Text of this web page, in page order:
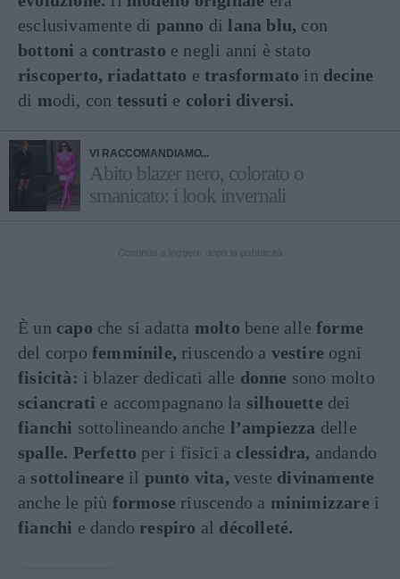
esclusivamente di panno di lana blu, con
bottoni a contrasto e negli anni è stato
riscoperto, riadattato etrasformato in decine
di modi, con tessuti e colori diversi.
VI RACCOMANDIAMO...
Abito blazer nero, colorato o
smanicato: i look invernali
È un capo che si adatta molto bene alleforme
del corpo femminile, riuscendo a vestire ogni
fisicità: i blazer dedicati alle donne sono molto
sciancrati e accompagnano la silhouette dei
fianchi sottolineando anche l’ampiezza delle
spalle. Perfetto per i fisici a clessidra, andando
a sottolineare il punto vita, veste divinamente
anche le più formose riuscendo a minimizzare i
fianchi e dando respiro al décolleté.